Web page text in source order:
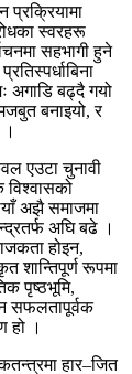
प्रक्रियामा
स्वरहरू
सहभागी हुने
अगाडि बढ्दै गयो
बनाइयो, र
।
एउटा चुनावी
विश्वासको
अझै समाजमा
अघि बढे ।
होइन,
शान्तिपूर्ण रूपमा
पृष्ठभूमि,
सफलतापूर्वक
हो ।
हार–जित